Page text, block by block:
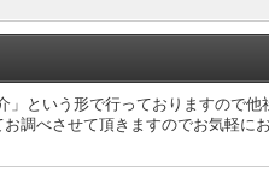
」という形で行っておりますので他
調べさせて頂きますのでお気軽に